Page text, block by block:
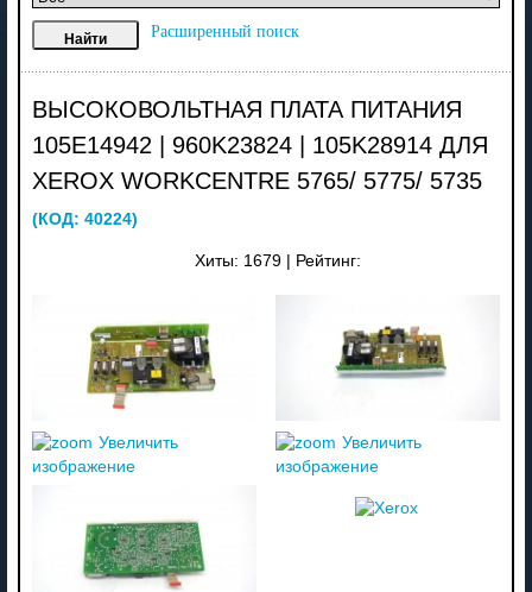
Расширенный поиск
ВЫСОКОВОЛЬТНАЯ ПЛАТА ПИТАНИЯ
105E14942 | 960K23824 | 105K28914 ДЛЯ
XEROX WORKCENTRE 5765/ 5775/ 5735
(КОД: 40224)
Хиты: 1679 Рейтинг:
Увеличить
изображение
Увеличить
изображение